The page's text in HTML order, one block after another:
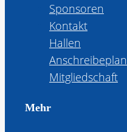
Sponsoren
Kontakt
Hallen
Anschreibeplan
Mitgliedschaft
Mehr